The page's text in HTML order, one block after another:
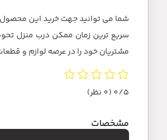
شما می توانید جهت خرید این محصول
مشتریان خود را در عرصه لوازم و
0/5 (0 نظر)
مشخصات